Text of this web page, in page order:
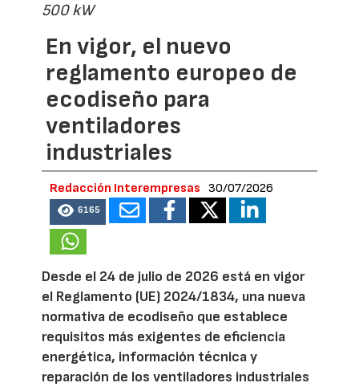
500 kW
En vigor, el nuevo
reglamento europeo de
ecodiseño para
ventiladores
industriales
Redacción Interempresas 30/07/2026
6165
Desde el 24 de julio de 2026 está en vigor
el Reglamento (UE) 2024/1834, una nueva
normativa de ecodiseño que establece
requisitos más exigentes de eficiencia
energética, información técnica y
reparación de los ventiladores industriales